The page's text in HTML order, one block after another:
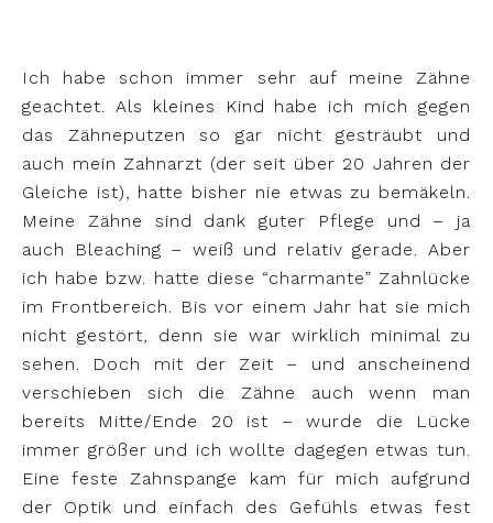
Ich habe schon immer sehr auf meine Zähne
geachtet. Als kleines Kind habe ich mich gegen
das Zähneputzen so gar nicht gesträubt und
auch mein Zahnarzt (der seit über 20 Jahren der
Gleiche ist), hatte bisher nie etwas zu bemäkeln.
Meine Zähne sind dank guter Pflege und – ja
auch Bleaching – weiß und relativ gerade. Aber
ich habe bzw. hatte diese “charmante” Zahnlücke
im Frontbereich. Bis vor einem Jahr hat sie mich
nicht gestört, denn sie war wirklich minimal zu
sehen. Doch mit der Zeit – und anscheinend
verschieben sich die Zähne auch wenn man
bereits Mitte/Ende 20 ist – wurde die Lücke
immer größer und ich wollte dagegen etwas tun.
Eine feste Zahnspange kam für mich aufgrund
der Optik und einfach des Gefühls etwas fest